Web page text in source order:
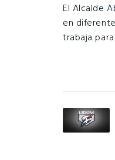
El Alcalde
en
trabaja